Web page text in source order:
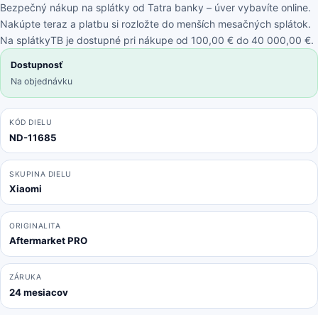
24116RACCG
-
LCD
Displej
Dotykové
Sklo
OLED
Bezpečný nákup na splátky od Tatra banky – úver vybavíte online.
Nakúpte teraz a platbu si rozložte do menších mesačných splátok.
Na splátkyTB je dostupné pri nákupe od 100,00 € do 40 000,00 €.
Dostupnosť
Na objednávku
KÓD DIELU
ND-11685
SKUPINA DIELU
Xiaomi
ORIGINALITA
Aftermarket PRO
ZÁRUKA
24 mesiacov